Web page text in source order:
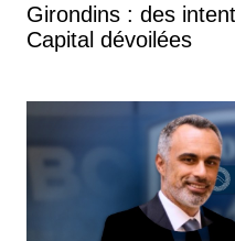
Girondins : des
Capital dévoilées